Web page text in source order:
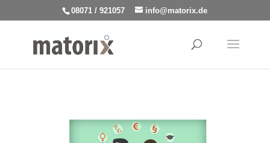
08071 / 921057 info@matorix.de